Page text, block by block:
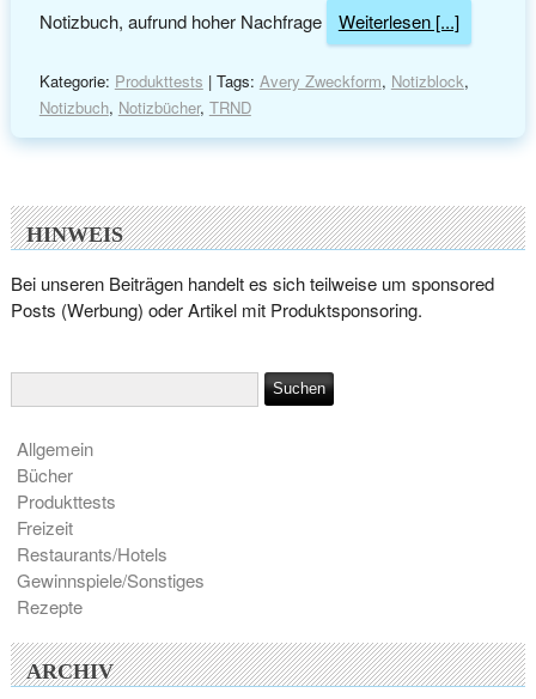
Notizbuch, aufrund hoher Nachfrage
Weiterlesen [...]
Kategorie: Produkttests | Tags: Avery Zweckform, Notizblock,
Notizbuch, Notizbücher, TRND
HINWEIS
Bei unseren Beiträgen handelt es sich teilweise um sponsored
Posts (Werbung) oder Artikel mit Produktsponsoring.
Allgemein
Bücher
Produkttests
Freizeit
Restaurants/Hotels
Gewinnspiele/Sonstiges
Rezepte
ARCHIV